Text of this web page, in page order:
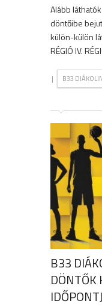
Alább
döntőibe
külön-külön
RÉGIÓ IV.
| B33
B33
DÖNTŐK